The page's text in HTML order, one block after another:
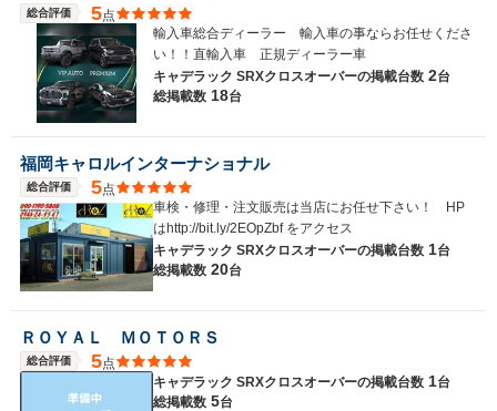
総合評価 5点
輸入車総合ディーラー 輸入車の事ならお任せくださ
い！！直輸入車 正規ディーラー車
キャデラック SRXクロスオーバーの掲載台数 2台
総掲載数 18台
福岡キャロルインターナショナル
総合評価 5点
車検・修理・注文販売は当店にお任せ下さい！ HP
はhttp://bit.ly/2EOpZbf をアクセス
キャデラック SRXクロスオーバーの掲載台数 1台
総掲載数 20台
ＲＯＹＡＬ ＭＯＴＯＲＳ
総合評価 5点
キャデラック SRXクロスオーバーの掲載台数 1台
総掲載数 5台